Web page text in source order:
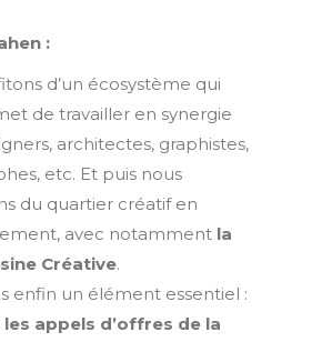
:
d’un écosystème qui
de travailler en synergie
architectes, graphistes,
etc. Et puis nous
du quartier créatif en
avec notamment la
Créative.
enfin un élément essentiel :
les appels d’offres de la